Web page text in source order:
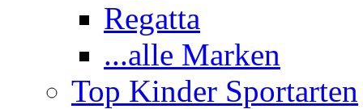
Regatta
...alle Marken
Top Kinder Sportarten